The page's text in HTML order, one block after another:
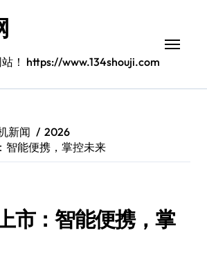
！ https://www.134shouji.com
新闻
2026
智能便携，掌控未来
市：智能便携，掌